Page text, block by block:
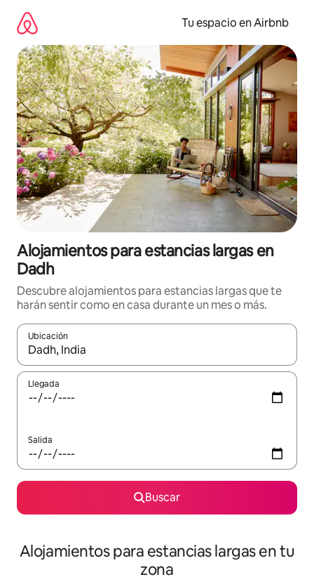
contenido
Tu espacio en Airbnb
Alojamientos para estancias largas en
Dadh
Descubre alojamientos para estancias largas que te
harán sentir como en casa durante un mes o más.
Ubicación
Cuando los resultados estén disponibles, podrás navegar
Llegada
Salida
Buscar
Alojamientos para estancias largas en tu
zona